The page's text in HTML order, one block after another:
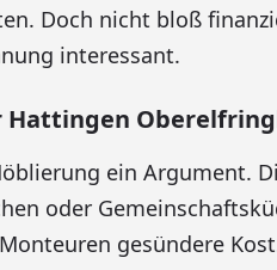
Doch nicht bloß
interessant.
Hattingen
ein Argument.
oder
gesündere